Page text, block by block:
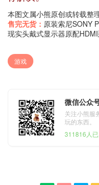
本图文属小熊原创或转载整
售完无货： 原装索尼SONY
现实头戴式显示器原配
游戏
微信公众
关注小熊服
玩的东西。
311816人